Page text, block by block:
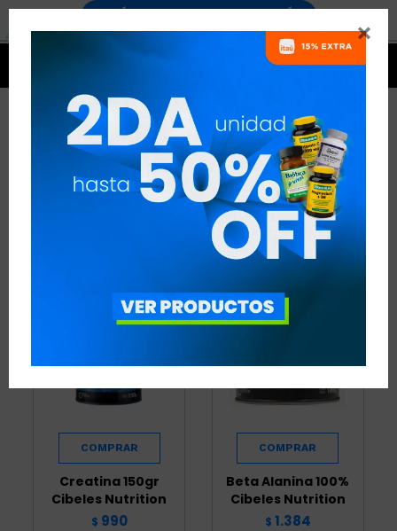

PRODUCTOS CIBELES
NUTRITION
RECOMENDADOS
Creatina 150gr
Cibeles Nutrition
$ 990
Beta Alanina 100%
Cibeles Nutrition
$ 1.384